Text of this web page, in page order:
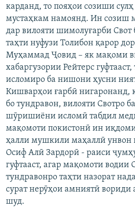
МЕҲМОНИ ОЗОДӢ
ВАРЗИШ
БЛОГИСТОН
ОЗОДӢ ОНЛАЙН
ЧАНДРАСОНАӢ
ВИДЕО
НИГОРИСТОН
ГУЗОРИШҲОИ РАДИОӢ
РӮЙХАТҲО
КИТОБҲОИ ОЗОДӢ
Русский
ПАЙГИРӢ КУНЕД
Ҳамаи сомонаҳои RFE/RL
карданд, то пояҳои созиши
мустаҳкам намоянд. Ин созиш
дар вилояти шимолуғарби Свот
таҳти нуфузи Толибон қарор
Муҳаммад Ҷовид – як мақоми
хабаргузории Рейтерс
исломиро ба нишони ҳусни
Кишварҳои ғарбӣ нигаронанд,
бо тундравон, вилояти Свотро
шӯришиёни исломӣ табдил
мақомоти покистонӣ ин
ҳалли мушкили маҳаллӣ унвон
Осиф Алӣ Зардорӣ - раиси
гуфтааст, агар мақомоти водии
тундравонро таҳти назорат
сурат нерӯҳои амниятӣ вориди
шуд.